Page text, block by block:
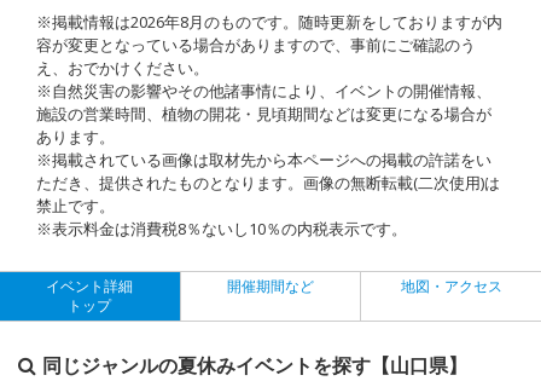
※掲載情報は2026年8月のものです。随時更新をしておりますが内
容が変更となっている場合がありますので、事前にご確認のう
え、おでかけください。
※自然災害の影響やその他諸事情により、イベントの開催情報、
施設の営業時間、植物の開花・見頃期間などは変更になる場合が
あります。
※掲載されている画像は取材先から本ページへの掲載の許諾をい
ただき、提供されたものとなります。画像の無断転載(二次使用)は
禁止です。
※表示料金は消費税8％ないし10％の内税表示です。
イベント詳細
トップ
開催期間など 地図・アクセス
同じジャンルの夏休みイベントを探す【山口県】